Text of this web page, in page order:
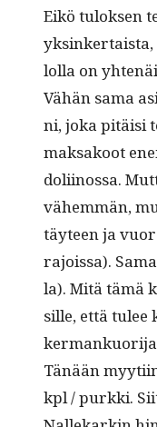
Eikö tulok­sen
lol­la on
Vähän sama
ni, joka pitäisi
mak­sakoot
doli­inos­sa.
vähem­män,
täy­teen ja
rajois­sa).
la). Mitä tämä
sille, että
Tänään
kpl / purk­ki.